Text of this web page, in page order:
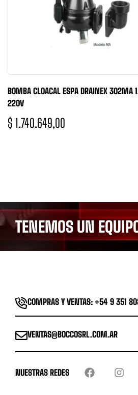
BOMBA CLOACAL ESPA DRAINEX 302MA
220V
$ 1.740.649,00
TENEMOS UN
COMPRAS Y VENTAS: +54 9 351
VENTAS@BOCCOSRL.COM.AR
NUESTRAS REDES